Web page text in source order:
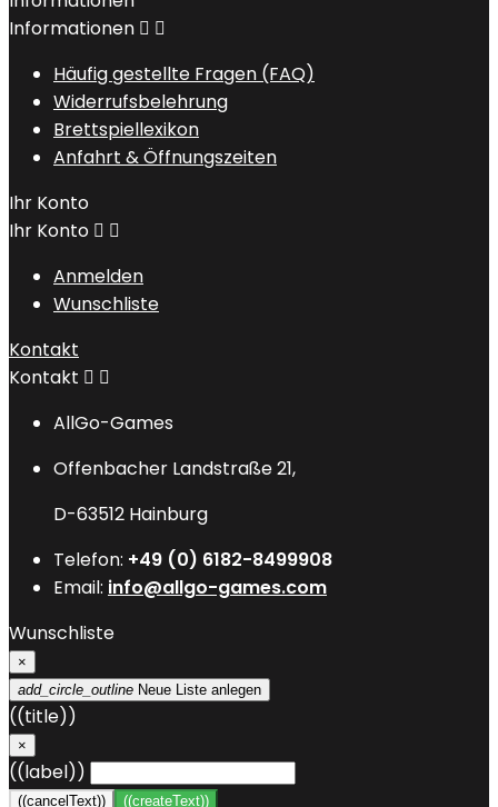
Informationen  
Häufig gestellte Fragen (FAQ)
Widerrufsbelehrung
Brettspiellexikon
Anfahrt & Öffnungszeiten
Ihr Konto
Ihr Konto  
Anmelden
Wunschliste
Kontakt
Kontakt  
AllGo-Games
Offenbacher Landstraße 21,
D-63512 Hainburg
Telefon: +49 (0) 6182-8499908
Email: info@allgo-games.com
Wunschliste
×
add_circle_outline Neue Liste anlegen
((title))
×
((label))
((cancelText)) ((createText))